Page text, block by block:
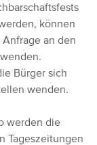
können
an den
Bürger sich
wenden.
werden die
Tageszeitungen